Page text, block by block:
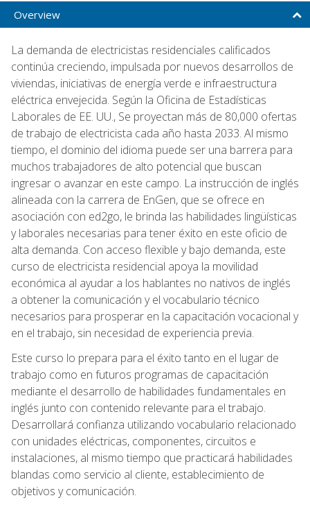
Overview
La demanda de electricistas residenciales calificados
continúa creciendo, impulsada por nuevos desarrollos de
viviendas, iniciativas de energía verde e infraestructura
eléctrica envejecida. Según la Oficina de Estadísticas
Laborales de EE. UU., Se proyectan más de 80,000 ofertas
de trabajo de electricista cada año hasta 2033. Al mismo
tiempo, el dominio del idioma puede ser una barrera para
muchos trabajadores de alto potencial que buscan
ingresar o avanzar en este campo. La instrucción de inglés
alineada con la carrera de EnGen, que se ofrece en
asociación con ed2go, le brinda las habilidades lingüísticas
y laborales necesarias para tener éxito en este oficio de
alta demanda. Con acceso flexible y bajo demanda, este
curso de electricista residencial apoya la movilidad
económica al ayudar a los hablantes no nativos de inglés
a obtener la comunicación y el vocabulario técnico
necesarios para prosperar en la capacitación vocacional y
en el trabajo, sin necesidad de experiencia previa.
Este curso lo prepara para el éxito tanto en el lugar de
trabajo como en futuros programas de capacitación
mediante el desarrollo de habilidades fundamentales en
inglés junto con contenido relevante para el trabajo.
Desarrollará confianza utilizando vocabulario relacionado
con unidades eléctricas, componentes, circuitos e
instalaciones, al mismo tiempo que practicará habilidades
blandas como servicio al cliente, establecimiento de
objetivos y comunicación.